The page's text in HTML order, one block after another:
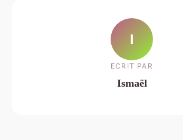
I
ECRIT PAR
Ismaël